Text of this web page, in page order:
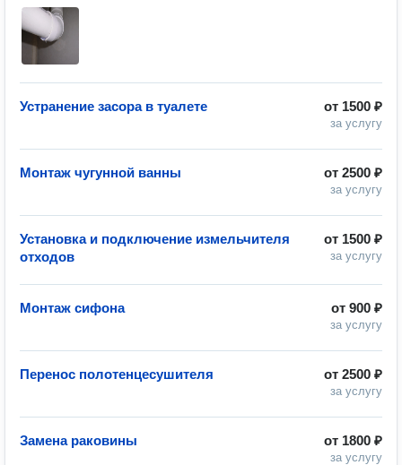
от 1500 ₽
за услугу
Устранение засора в туалете
от 2500 ₽
за услугу
Монтаж чугунной ванны
от 1500 ₽
за услугу
Установка и подключение измельчителя
отходов
от 900 ₽
за услугу
Монтаж сифона
от 2500 ₽
за услугу
Перенос полотенцесушителя
от 1800 ₽
за услугу
Замена раковины